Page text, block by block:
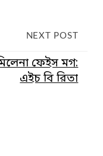
NEXT POST
ফেইস মগ:
এইচ বি রিতা